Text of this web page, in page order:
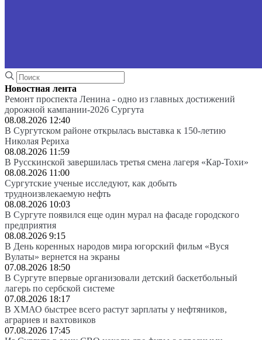
Новостная лента
Ремонт проспекта Ленина - одно из главных достижений
дорожной кампании-2026 Сургута
08.08.2026 12:40
В Сургутском районе открылась выставка к 150-летию
Николая Рериха
08.08.2026 11:59
В Русскинской завершилась третья смена лагеря «Кар-Тохи»
08.08.2026 11:00
Сургутские ученые исследуют, как добыть
трудноизвлекаемую нефть
08.08.2026 10:03
В Сургуте появился еще один мурал на фасаде городского
предприятия
08.08.2026 9:15
В День коренных народов мира югорский фильм «Вуся
Вулаты» вернется на экраны
07.08.2026 18:50
В Сургуте впервые организовали детский баскетбольный
лагерь по сербской системе
07.08.2026 18:17
В ХМАО быстрее всего растут зарплаты у нефтяников,
аграриев и вахтовиков
07.08.2026 17:45